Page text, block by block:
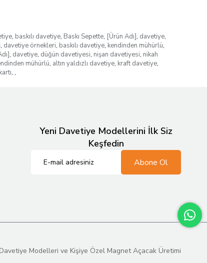
, baskılı davetiye, Baskı Sepette, [Ürün Adı], davetiye,
, davetiye örnekleri, baskılı davetiye, kendinden mühürlü,
, davetiye, düğün davetiyesi, nişan davetiyesi, nikah
mühürlü, altın yaldızlı davetiye, kraft davetiye,
, ,
Yeni Davetiye Modellerini İlk Siz
Keşfedin
Abone Ol
Davetiye Modelleri ve Kişiye Özel Magnet Açacak Üretimi